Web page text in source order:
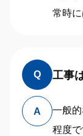
常時
Q 工事
A
一般
程度